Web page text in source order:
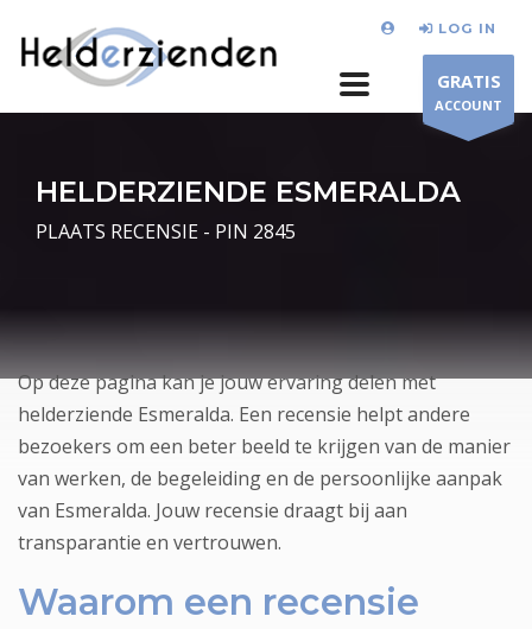
LOG IN
GRATIS
ACCOUNT
HELDERZIENDE ESMERALDA
PLAATS RECENSIE - PIN 2845
Op deze pagina kan je jouw ervaring delen met
helderziende Esmeralda. Een recensie helpt andere
bezoekers om een beter beeld te krijgen van de manier
van werken, de begeleiding en de persoonlijke aanpak
van Esmeralda. Jouw recensie draagt bij aan
transparantie en vertrouwen.
Waarom een recensie